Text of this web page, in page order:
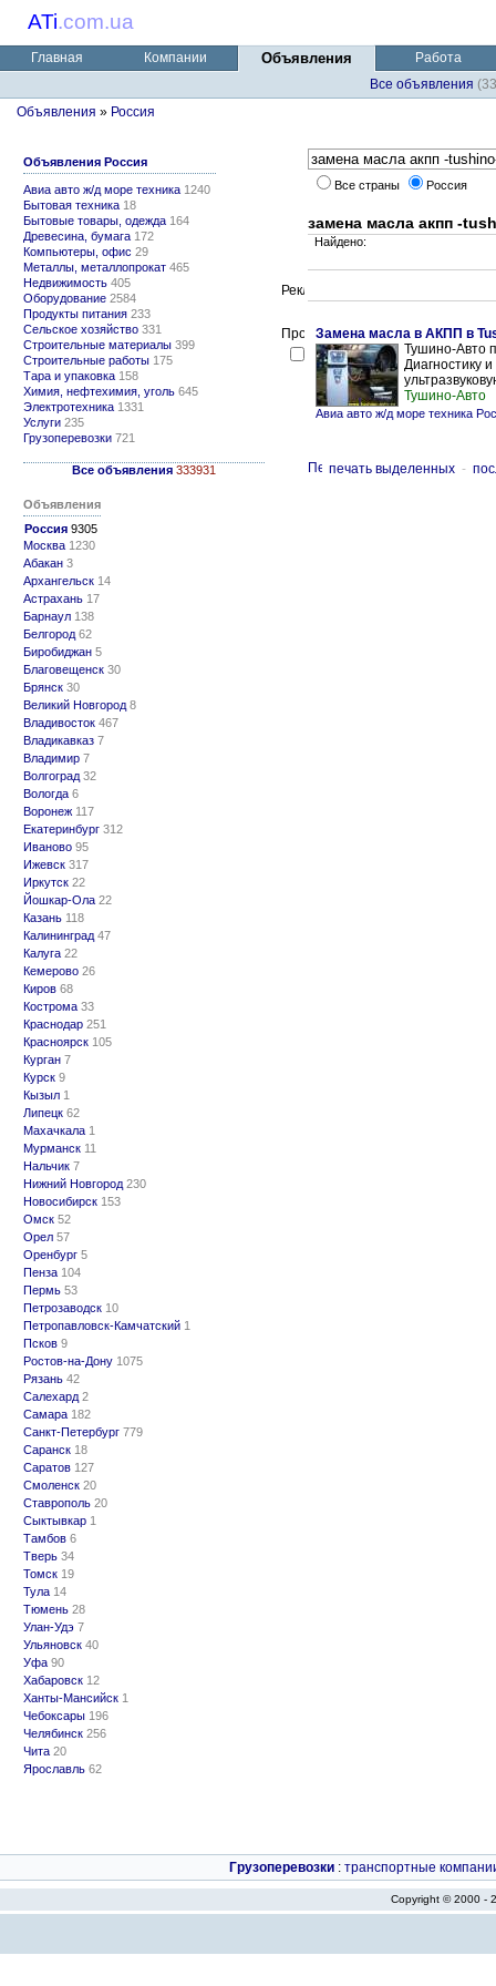
ATi.com.ua
Главная Компании Объявления
Работа
Все объявления
Объявления » Россия
Объявления Россия
Авиа авто ж/д море техника 1240
Бытовая техника 18
Бытовые товары, одежда 164
Древесина, бумага 172
Компьютеры, офис 29
Металлы, металлопрокат 465
Недвижимость 405
Оборудование 2584
Продукты питания 233
Сельское хозяйство 331
Строительные материалы 399
Строительные работы 175
Тара и упаковка 158
Химия, нефтехимия, уголь 645
Электротехника 1331
Услуги 235
Грузоперевозки 721
Все объявления 333931
Объявления
Россия 9305
Москва 1230
Абакан 3
Архангельск 14
Астрахань 17
Барнаул 138
Белгород 62
Биробиджан 5
Благовещенск 30
Брянск 30
Великий Новгород 8
Владивосток 467
Владикавказ 7
Владимир 7
Волгоград 32
Вологда 6
Воронеж 117
Екатеринбург 312
Иваново 95
Ижевск 317
Иркутск 22
Йошкар-Ола 22
Казань 118
Калининград 47
Калуга 22
Кемерово 26
Киров 68
Кострома 33
Краснодар 251
Красноярск 105
Курган 7
Курск 9
Кызыл 1
Липецк 62
Махачкала 1
Мурманск 11
Нальчик 7
Нижний Новгород 230
Новосибирск 153
Омск 52
Орел 57
Оренбург 5
Пенза 104
Пермь 53
Петрозаводск 10
Петропавловск-Камчатский 1
Псков 9
Ростов-на-Дону 1075
Рязань 42
Салехард 2
Самара 182
Санкт-Петербург 779
Саранск 18
Саратов 127
Смоленск 20
Ставрополь 20
Сыктывкар 1
Тамбов 6
Тверь 34
Томск 19
Тула 14
Тюмень 28
Улан-Удэ 7
Ульяновск 40
Уфа 90
Хабаровск 12
Ханты-Мансийск 1
Чебоксары 196
Челябинск 256
Чита 20
Ярославль 62
Все страны Россия
замена масла акпп -
Найдено:
Замена масла в АКПП в
Тушино-Авто
Диагностику
Тушино-Авто
Авиа авто ж/д море техника
печать выделенных -
Грузоперевозки : транспортные
Copyright © 2000 -